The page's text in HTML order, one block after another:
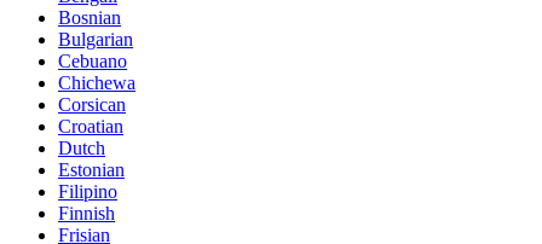
Bosnian
Bulgarian
Cebuano
Chichewa
Corsican
Croatian
Dutch
Estonian
Filipino
Finnish
Frisian